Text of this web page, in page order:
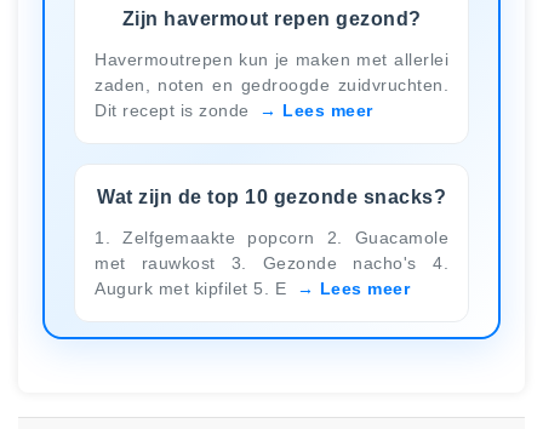
Zijn havermout repen gezond?
Havermoutrepen kun je maken met allerlei
zaden, noten en gedroogde zuidvruchten.
Dit recept is zonde
Lees meer
Wat zijn de top 10 gezonde snacks?
1. Zelfgemaakte popcorn 2. Guacamole
met rauwkost 3. Gezonde nacho's 4.
Augurk met kipfilet 5. E
Lees meer